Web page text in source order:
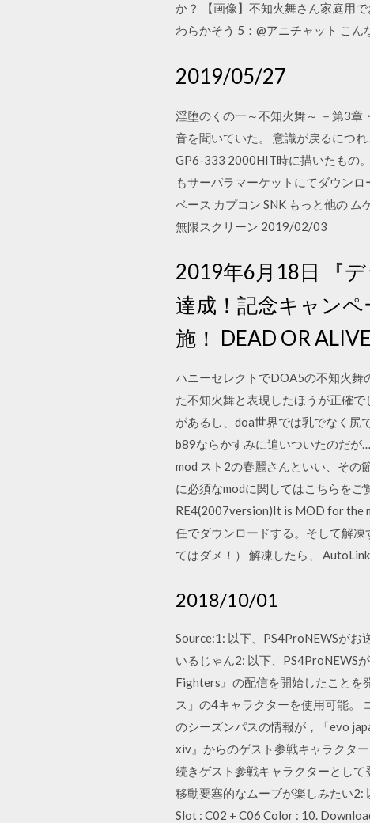
か？ 【画像】不知火舞さん家庭用
わらかそう 5：@アニチャット こん
2019/05/27
淫堕のくの一～不知火舞～ －第3
音を聞いていた。 意識が戻るにつ
GP6-333 2000HIT時に描いたもの
もサーパラマーケットにてダウン
ベース カプコン SNK もっと他の
無限スクリーン 2019/02/03
2019年6月18日 『
達成！記念キャン
施！ DEAD OR
ハニーセレクトでDOA5の不知火舞
た不知火舞と表現したほうが正確
があるし、doa世界では乳でなく尻
b89ならかすみに追いついたのだが
mod スト2の春麗さんといい、その
に必須なmodに関してはこちらをご
RE4(2007version)It is MOD for the
任でダウンロードする。そして解
てはダメ！） 解凍したら、
2018/10/01
Source:1: 以下、PS4ProNEWSが
いるじゃん2: 以下、PS4ProNEWS
Fighters』の配信を開始したことを
ス」の4キャラクターを使用可能。
のシーズンパスの情報が，「evo
xiv』からのゲスト参戦キャラクタ
続きゲスト参戦キャラクターとし
移動要塞的なムーブが楽しみたい
Slot : C02 + C06 Color : 10.